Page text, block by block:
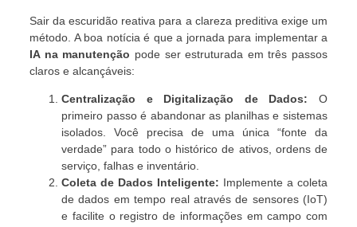
Sair da escuridão reativa para a clareza preditiva exige um
método. A boa notícia é que a jornada para implementar a
IA na manutenção pode ser estruturada em três passos
claros e alcançáveis:
Centralização e Digitalização de Dados: O
primeiro passo é abandonar as planilhas e sistemas
isolados. Você precisa de uma única “fonte da
verdade” para todo o histórico de ativos, ordens de
serviço, falhas e inventário.
Coleta de Dados Inteligente: Implemente a coleta
de dados em tempo real através de sensores (IoT)
e facilite o registro de informações em campo com